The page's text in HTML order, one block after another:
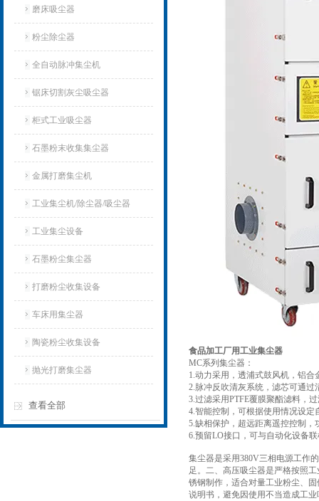
磨床吸尘器
粉尘除尘器
全自动脉冲集尘机
锯床切割灰尘吸尘器
柜式工业吸尘器
石墨粉末收集集尘器
金属打磨集尘机
工业集尘机/除尘器/吸尘器
工业集尘设备
石墨粉尘集尘器
打磨粉尘收集设备
车床用集尘器
陶瓷粉尘收集设备
抛光打磨集尘器
查看全部
食品加工厂用工业集尘器
MC系列集尘器：
1.动力采用，透浦式鼓风机，铝
2.脉冲反吹清灰系统，滤芯可通
3.过滤采用PTFE覆膜聚酯滤料，
4.智能控制，可根据使用情况设定
5.缺相保护，超远距离遥控控制，
6.预留LO接口，可与自动化设备
集尘器是采用380V三相电源工作
足。二、高压吸尘器是严格按照
锈钢制作，适合对量工业粉尘、
说明书，避免因使用不当造成工